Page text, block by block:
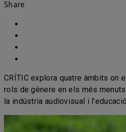
Share
CRÍTIC explora quatre àmbits on
rols de gènere en els més
la indústria audiovisual i l’educació.